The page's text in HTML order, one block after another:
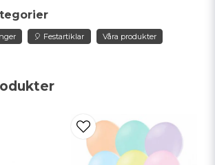
om denna produkten...
🎈 Festartiklar Våra produkter